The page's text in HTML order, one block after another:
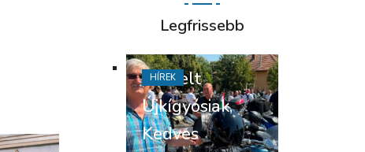
Legfrissebb
Tisztelt
Újkígyósiak,
Kedves
HÍREK